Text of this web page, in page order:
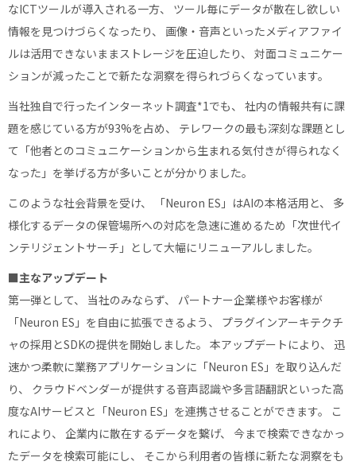
なICTツールが導入される一方、 ツール毎にデータが散在し欲しい
情報を見つけづらくなったり、 画像・音声といったメディアファイ
ルは活用できないままストレージを圧迫したり、 対面コミュニケー
ションが減ったことで新たな洞察を得られづらくなっています。
当社独自で行ったインターネット調査*1でも、 社内の情報共有に課
題を感じている方が93%を占め、 テレワークの最も深刻な課題とし
て「他者とのコミュニケーションから生まれる気付きが得られなく
なった」を挙げる方が多いことが分かりました。
このような社会背景を受け、 「Neuron ES」はAIの本格活用と、 多
様化するデータの保管場所への対応を急速に進めるため「次世代イ
ンテリジェントサーチ」として大幅にリニューアルしました。
■主なアップデート
第一弾として、 当社のみならず、 パートナー企業様やお客様が
「Neuron ES」を自由に拡張できるよう、 プラグインアーキテクチ
ャの採用とSDKの提供を開始しました。 本アップデートにより、 迅
速かつ柔軟に業務アプリケーションに「Neuron ES」を取り込んだ
り、 クラウドベンダーが提供する音声認識や多言語翻訳といった高
度なAIサービスと「Neuron ES」を連携させることができます。 こ
れにより、 企業内に散在するデータを繋げ、 今まで検索できなかっ
たデータを検索可能にし、 そこから利用者の皆様に新たな洞察をも